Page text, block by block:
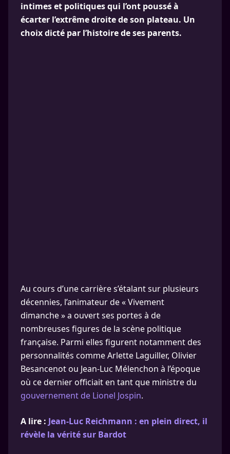
intimes et politiques qui l’ont poussé à
écarter l’extrême droite de son plateau. Un
choix dicté par l’histoire de ses parents.
Au cours d’une carrière s’étalant sur plusieurs
décennies, l’animateur de « Vivement
dimanche » a ouvert ses portes à de
nombreuses figures de la scène politique
française. Parmi elles figurent notamment des
personnalités comme Arlette Laguiller, Olivier
Besancenot ou Jean-Luc Mélenchon à l’époque
où ce dernier officiait en tant que ministre du
gouvernement de Lionel Jospin.
A lire : Jean-Luc Reichmann : en plein direct, il
révèle la vérité sur Bardot